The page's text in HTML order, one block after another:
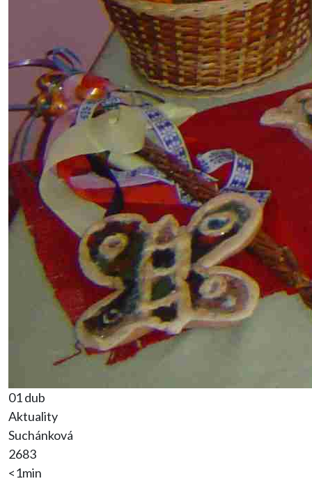
01 dub
Aktuality
Suchánková
2683
<1min